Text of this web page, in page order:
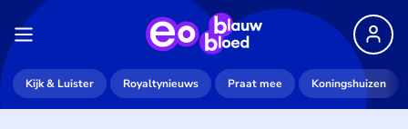
Kijk & Luister Royaltynieuws Praat mee Koningshuizen